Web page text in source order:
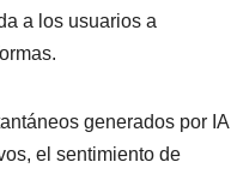
a los usuarios a
generados por IA
el sentimiento de